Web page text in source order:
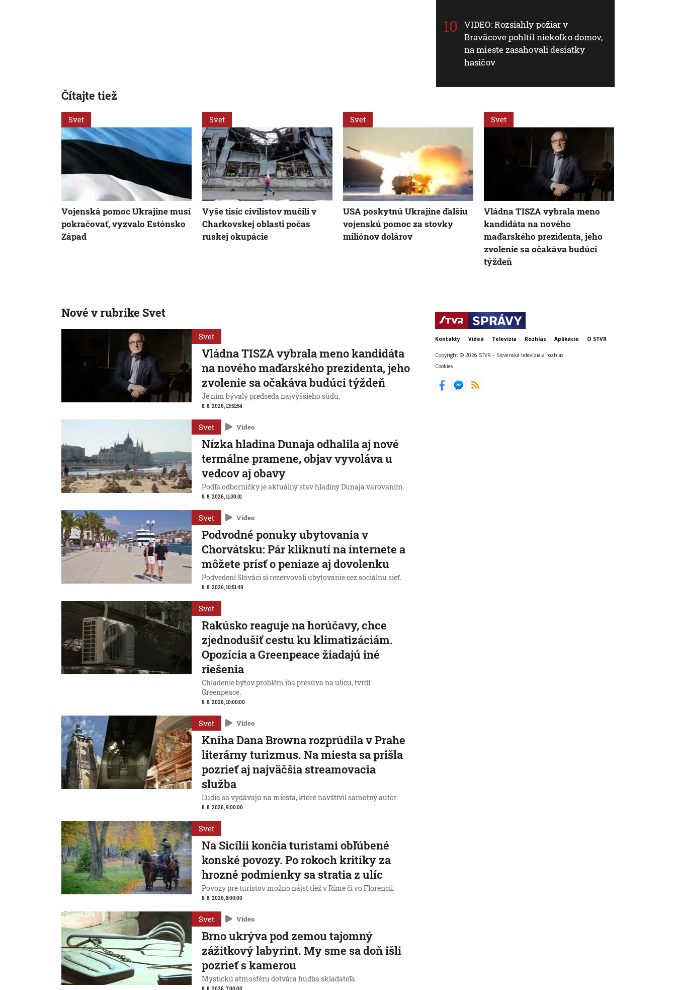
VIDEO: Rozsiahly požiar v
Braväcove pohltil niekoľko domov,
na mieste zasahovali desiatky
hasičov
Čítajte tiež
Svet
Vojenská pomoc Ukrajine musí
pokračovať, vyzvalo Estónsko
Západ
Svet
Vyše tisíc civilistov mučili v
Charkovskej oblasti počas
ruskej okupácie
Svet
USA poskytnú Ukrajine ďalšiu
vojenskú pomoc za stovky
miliónov dolárov
Svet
Vládna TISZA vybrala meno
kandidáta na nového
maďarského prezidenta, jeho
zvolenie sa očakáva budúci
týždeň
Nové v rubrike Svet
Svet
Vládna TISZA vybrala meno kandidáta
na nového maďarského prezidenta, jeho
zvolenie sa očakáva budúci týždeň
Je ním bývalý predseda najvyššieho súdu.
8. 8. 2026, 13:51:54
Svet Video
Nízka hladina Dunaja odhalila aj nové
termálne pramene, objav vyvoláva u
vedcov aj obavy
Podľa odborníčky je aktuálny stav hladiny Dunaja varovaním.
8. 8. 2026, 11:30:31
Svet Video
Podvodné ponuky ubytovania v
Chorvátsku: Pár kliknutí na internete a
môžete prísť o peniaze aj dovolenku
Podvedení Slováci si rezervovali ubytovanie cez sociálnu sieť.
8. 8. 2026, 10:51:49
Svet
Rakúsko reaguje na horúčavy, chce
zjednodušiť cestu ku klimatizáciám.
Opozícia a Greenpeace žiadajú iné
riešenia
Chladenie bytov problém iba presúva na ulicu, tvrdí
Greenpeace.
8. 8. 2026, 10:00:00
Svet Video
Kniha Dana Browna rozprúdila v Prahe
literárny turizmus. Na miesta sa prišla
pozrieť aj najväčšia streamovacia
služba
Ľudia sa vydávajú na miesta, ktoré navštívil samotný autor.
8. 8. 2026, 9:00:00
Svet
Na Sicílii končia turistami obľúbené
konské povozy. Po rokoch kritiky za
hrozné podmienky sa stratia z ulíc
Povozy pre turistov možno nájsť tiež v Ríme či vo Florencii.
8. 8. 2026, 8:00:00
Svet Video
Brno ukrýva pod zemou tajomný
zážitkový labyrint. My sme sa doň išli
pozrieť s kamerou
Mystickú atmosféru dotvára hudba skladateľa.
Kontakty Videá Televízia Rozhlas Aplikácie O STVR
Copyright © 2026 STVR – Slovenská televízia a rozhlas
Cookies